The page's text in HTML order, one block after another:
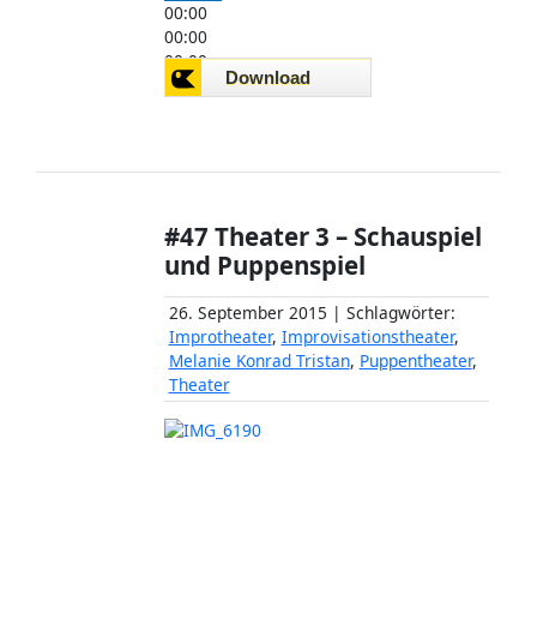
00:00
00:00
00:00
#47 Theater 3 – Schauspiel
und Puppenspiel
26. September 2015 | Schlagwörter:
Improtheater, Improvisationstheater,
Melanie Konrad Tristan, Puppentheater,
Theater